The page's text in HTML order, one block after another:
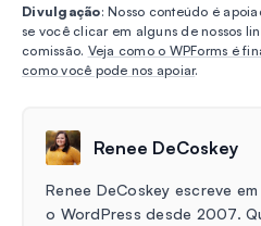
Divulgação: Nosso conteúdo é
se você clicar em alguns de nossos
comissão. Veja como o WPForms é
como você pode nos apoiar.
Renee DeCoskey
Renee DeCoskey escreve
o WordPress desde 2007.